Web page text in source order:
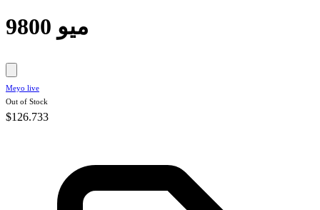
9800 ميو
Meyo live
Out of Stock
$126.733